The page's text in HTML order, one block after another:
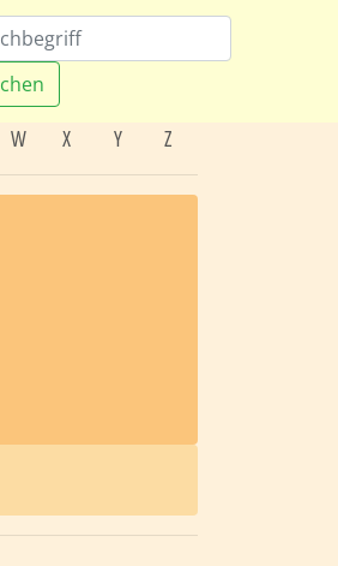
W X Y Z